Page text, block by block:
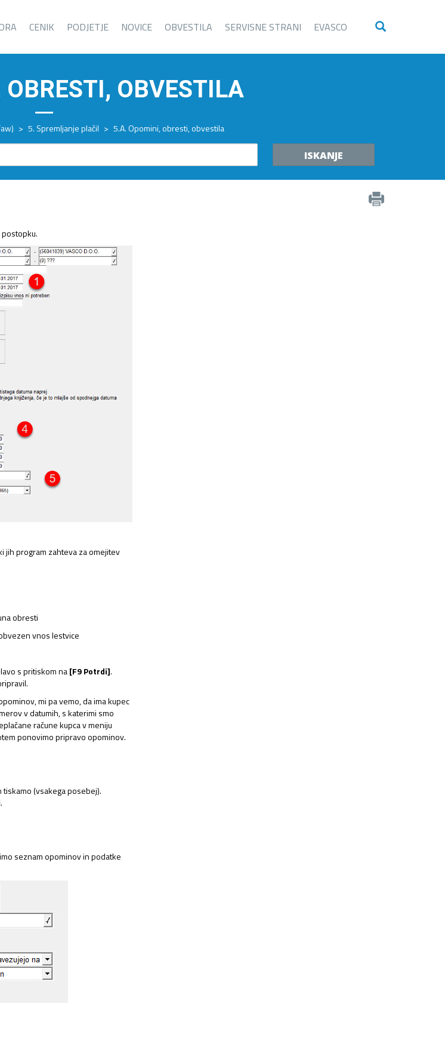
CENIK PODJETJE NOVICE OBVESTILA SERVISNE STRANI EVASCO
OBVESTILA
> 5. Spremljanje plačil > 5.A. Opomini, obresti, obvestila
ISKANJE
jih program zahteva za omejitev
obresti
vnos lestvice
s pritiskom na[F9 Potrdi].
mi pa vemo, da ima kupec
v datumih, s katerimi smo
račune kupca v meniju
ponovimo pripravo opominov.
(vsakega posebej).
seznam opominov in podatke